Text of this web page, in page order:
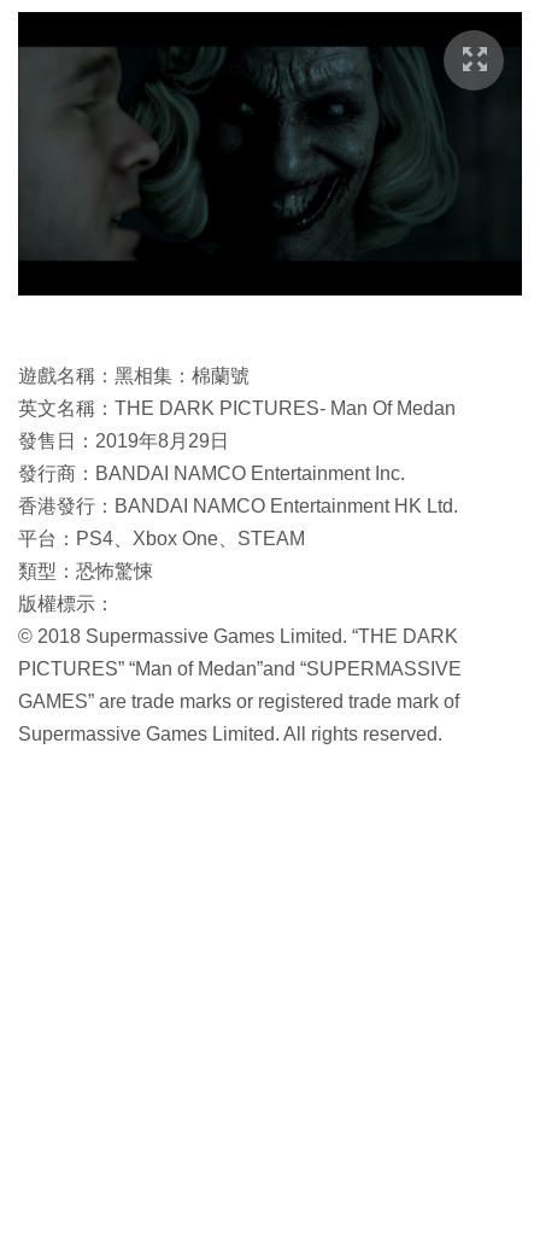
遊戲名稱：黑相集：棉蘭號
英文名稱：THE DARK PICTURES- Man Of Medan
發售日：2019年8月29日
發行商：BANDAI NAMCO Entertainment Inc.
香港發行：BANDAI NAMCO Entertainment HK Ltd.
平台：PS4、Xbox One、STEAM
類型：恐怖驚悚
版權標示：
© 2018 Supermassive Games Limited. “THE DARK
PICTURES” “Man of Medan”and “SUPERMASSIVE
GAMES” are trade marks or registered trade mark of
Supermassive Games Limited. All rights reserved.